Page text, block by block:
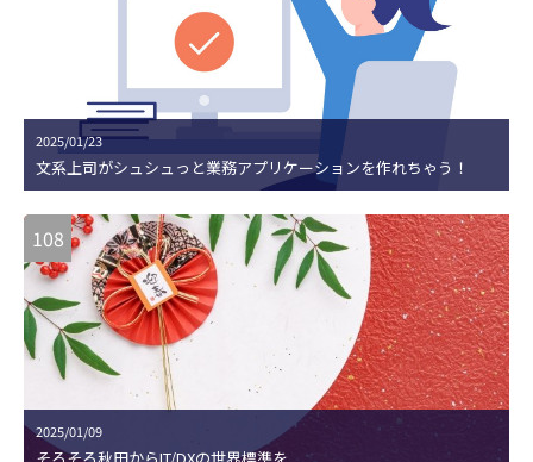
2025/01/23
文系上司がシュシュっと業務アプリケーションを作れちゃう！
108
2025/01/09